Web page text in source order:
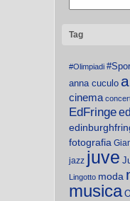
Tag
#Olimpiadi
anna cuculo
cinema
EdFringe
fotografia
jazz juve
Lingotto moda
musica